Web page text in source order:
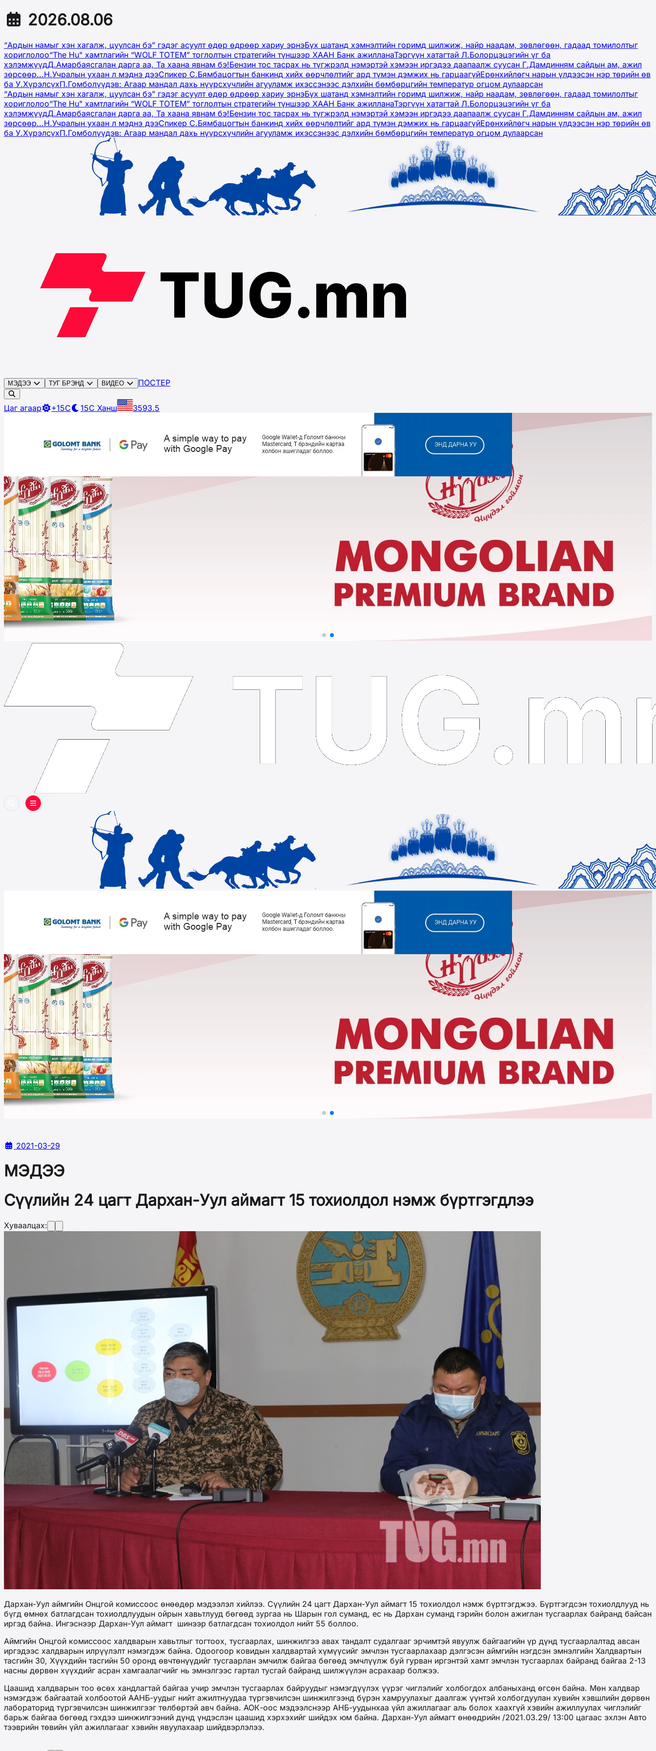
2026.08.06
“Ардын намыг хэн хагалж, цуулсан бэ” гэдэг асуулт өдөр өдрөөр хариу эрнэБүх шатанд хэмнэлтийн горимд шилжиж, найр наадам, зөвлөгөөн, гадаад томилолтыг
хориглолоо“The Hu" хамтлагийн “WOLF TOTEM” тоглолтын стратегийн түншээр ХААН Банк ажилланаТэргүүн хатагтай Л.Болорцэцэгийн үг ба
хэлэмжүүдД.Амарбаясгалан дарга аа, Та хаана явнам бэ!Бензин тос тасрах нь түгжрэлд нэмэртэй хэмээн иргэдээ даапаалж суусан Г.Дамдинням сайдын ам, ажил
зөрсөөр...Н.Учралын ухаан л мэднэ дээСпикер С.Бямбацогтын банкинд хийх өөрчлөлтийг ард түмэн дэмжих нь гарцаагүйЕрөнхийлөгч нарын үлдээсэн нэр төрийн өв
ба У.ХүрэлсүхП.Гомболүүдэв: Агаар мандал дахь нүүрсхүчлийн агууламж ихэссэнээс дэлхийн бөмбөрцгийн температур огцом дулаарсан
“Ардын намыг хэн хагалж, цуулсан бэ” гэдэг асуулт өдөр өдрөөр хариу эрнэБүх шатанд хэмнэлтийн горимд шилжиж, найр наадам, зөвлөгөөн, гадаад томилолтыг
хориглолоо“The Hu" хамтлагийн “WOLF TOTEM” тоглолтын стратегийн түншээр ХААН Банк ажилланаТэргүүн хатагтай Л.Болорцэцэгийн үг ба
хэлэмжүүдД.Амарбаясгалан дарга аа, Та хаана явнам бэ!Бензин тос тасрах нь түгжрэлд нэмэртэй хэмээн иргэдээ даапаалж суусан Г.Дамдинням сайдын ам, ажил
зөрсөөр...Н.Учралын ухаан л мэднэ дээСпикер С.Бямбацогтын банкинд хийх өөрчлөлтийг ард түмэн дэмжих нь гарцаагүйЕрөнхийлөгч нарын үлдээсэн нэр төрийн өв
ба У.ХүрэлсүхП.Гомболүүдэв: Агаар мандал дахь нүүрсхүчлийн агууламж ихэссэнээс дэлхийн бөмбөрцгийн температур огцом дулаарсан
МЭДЭЭ ТУГ БРЭНД ВИДЕО ПОСТЕР
Цаг агаар +15C 15C Ханш 3593.5
2021-03-29
МЭДЭЭ
Сүүлийн 24 цагт Дархан-Уул аймагт 15 тохиолдол нэмж бүртгэгдлээ
Хуваалцах:
Дархан-Уул аймгийн Онцгой комиссоос өнөөдөр мэдээлэл хийлээ. Сүүлийн 24 цагт Дархан-Уул аймагт 15 тохиолдол нэмж бүртгэгджээ. Бүртгэгдсэн тохиолдлууд нь
бүгд өмнөх батлагдсан тохиолдлуудын ойрын хавьтлууд бөгөөд зургаа нь Шарын гол суманд, ес нь Дархан суманд гэрийн болон ажиглан тусгаарлах байранд байсан
иргэд байна. Ингэснээр Дархан-Уул аймагт шинээр батлагдсан тохиолдол нийт 55 боллоо.
Аймгийн Онцгой комиссоос халдварын хавьтлыг тогтоох, тусгаарлах, шинжилгээ авах тандалт судалгааг эрчимтэй явуулж байгаагийн үр дүнд тусгаарлалтад авсан
иргэдээс халдварын илрүүлэлт нэмэгдэж байна. Одоогоор ковидын халдвартай хүмүүсийг эмчлэн тусгаарлахаар дэлгэсэн аймгийн нэгдсэн эмнэлгийн Халдвартын
тасгийн 30, Хүүхдийн тасгийн 50 оронд өвчтөнүүдийг тусгаарлан эмчилж байгаа бөгөөд эмчлүүлж буй гурван иргэнтэй хамт эмчлэн тусгаарлах байранд байгаа 2-13
насны дөрвөн хүүхдийг асран хамгаалагчийг нь эмнэлгээс гартал тусгай байранд шилжүүлэн асрахаар болжээ.
Цаашид халдварын тоо өсөх хандлагтай байгаа учир эмчлэн тусгаарлах байруудыг нэмэгдүүлэх үүрэг чиглэлийг холбогдох албаныханд өгсөн байна. Мөн халдвар
нэмэгдэж байгаатай холбоотой ААНБ-уудыг нийт ажилтнуудаа түргэвчилсэн шинжилгээнд бүрэн хамруулахыг даалгаж үүнтэй холбогдуулан хувийн хэвшлийн дөрвөн
лабораторид түргэвчилсэн шинжилгээг төлбөртэй авч байна. АОК-оос мэдээлснээр АНБ-уудынхаа үйл ажиллагааг аль болох хаахгүй хэвийн ажиллуулах чиглэлийг
барьж байгаа бөгөөд гэхдээ шинжилгээний дүнд үндэслэн цаашид хэрхэхийг шийдэх юм байна. Дархан-Уул аймагт өнөөдрийн /2021.03.29/ 13:00 цагаас эхлэн Авто
тээврийн төвийн үйл ажиллагааг хэвийн явуулахаар шийдвэрлэлээ.